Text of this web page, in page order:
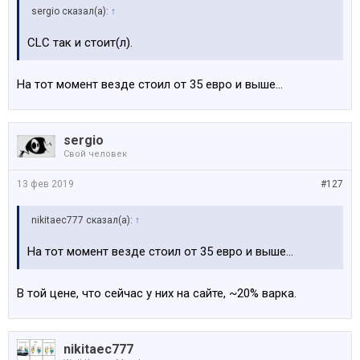
sergio сказал(а): ↑
CLC так и стоит(л).
На тот момент везде стоил от 35 евро и выше...
sergio
Свой человек
#127
13 фев 2019
nikitaec777 сказал(а): ↑
На тот момент везде стоил от 35 евро и выше...
В той цене, что сейчас у них на сайте, ~20% варка.
nikitaec777